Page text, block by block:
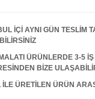
İÇİ AYNI GÜN TESLİM
ÜRÜNLERDE 3-5 İŞ
BİZE
ÜRETİLEN ÜRÜN